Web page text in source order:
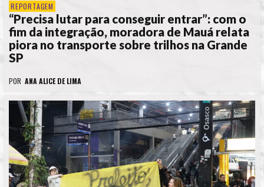
REPORTAGEM
“Precisa lutar para conseguir entrar”: com o
fim da integração, moradora de Mauá relata
piora no transporte sobre trilhos na Grande
SP
POR ANA ALICE DE LIMA